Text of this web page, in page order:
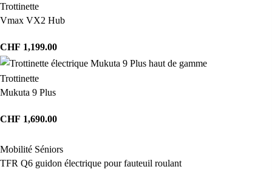
Trottinette
Vmax VX2 Hub
CHF 1,199.00
Trottinette
Mukuta 9 Plus
CHF 1,690.00
Mobilité Séniors
TFR Q6 guidon électrique pour fauteuil roulant